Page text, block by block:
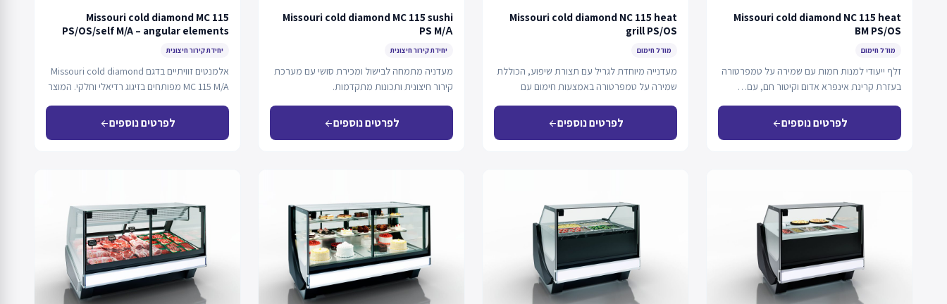
Missouri cold diamond NC 115 heat
BM PS/OS
מודל חימום
זלף ייעודי למנות חמות עם שמירה על טמפרטורה
בעזרת קרינת אינפרא אדום וקיטור חם, עם…
לפרטים נוספיםarrow_back
Missouri cold diamond NC 115 heat
grill PS/OS
מודל חימום
מעדנייה מיוחדת לגריל עם תצורת שיפוע, הכוללת
שמירה על טמפרטורה באמצעות חימום עם
לפרטים נוספיםarrow_back
Missouri cold diamond MC 115 sushi
PS M/А
יחידת קירור חיצונית
מעדניה מתמחה לבישול ומכירת סושי עם מערכת
קירור חיצונית ותכונות מתקדמות.
לפרטים נוספיםarrow_back
Missouri cold diamond MC 115
PS/OS/self M/A – angular elements
יחידת קירור חיצונית
אלמנטים זוויתיים בדגם Missouri cold diamond
MC 115 M/A מפותחים בזיגוג רדיאלי וחלקי. המוצר
לפרטים נוספיםarrow_back